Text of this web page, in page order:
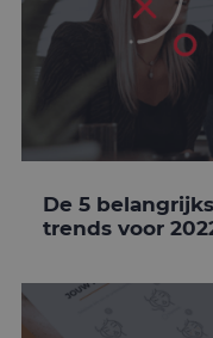
De 5
trends voor